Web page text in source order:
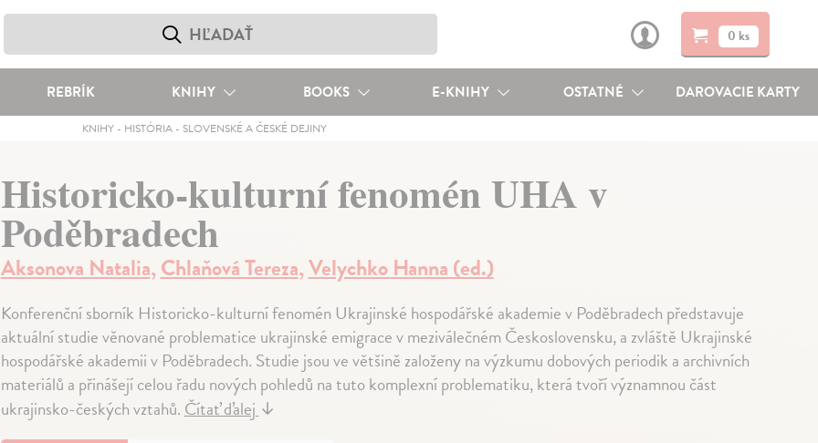
0 ks
REBRÍK KNIHY BOOKS E-KNIHY OSTATNÉ DAROVACIE KARTY
KNIHY- HISTÓRIA- SLOVENSKÉ A ČESKÉ DEJINY
Historicko-kulturní fenomén UHA v
Poděbradech
Aksonova Natalia,Chlaňová Tereza,Velychko Hanna (ed.)
Konferenční sborník Historicko-kulturní fenomén Ukrajinské hospodářské akademie v Poděbradech představuje
aktuální studie věnované problematice ukrajinské emigrace v meziválečném Československu, a zvláště Ukrajinské
hospodářské akademii v Poděbradech. Studie jsou ve většině založeny na výzkumu dobových periodik a archivních
materiálů a přinášejí celou řadu nových pohledů na tuto komplexní problematiku, která tvoří významnou část
ukrajinsko-českých vztahů.Čítať ďalej↓